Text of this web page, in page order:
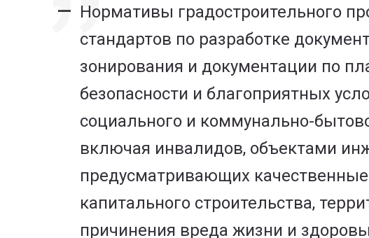
Нормативы градостроительного
стандартов по разработке
зонирования и документации по
безопасности и благоприятных
социального и коммунально-
включая инвалидов, объектами
предусматривающих
капитального строительства,
причинения вреда жизни и